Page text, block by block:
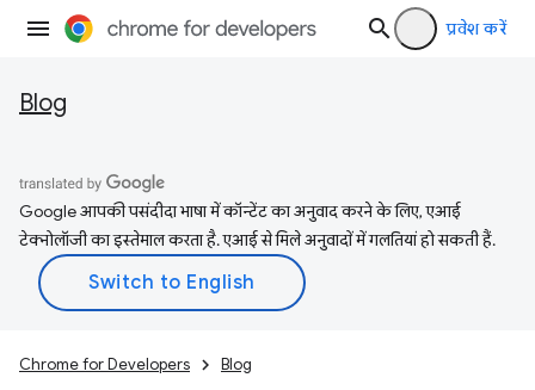
प्रवेश करें
Blog
Google आपकी पसंदीदा भाषा में कॉन्टेंट का अनुवाद करने के लिए, एआई
टेक्नोलॉजी का इस्तेमाल करता है. एआई से मिले अनुवादों में गलतियां हो सकती हैं.
Chrome for Developers Blog